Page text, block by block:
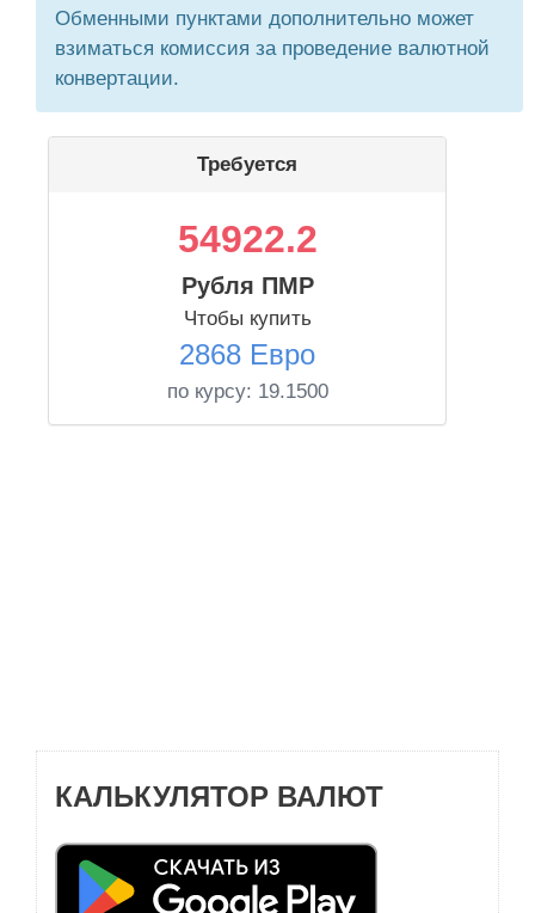
Обменными пунктами дополнительно может
взиматься комиссия за проведение валютной
конвертации.
Требуется
54922.2
Рубля ПМР
Чтобы купить
2868 Евро
по курсу: 19.1500
КАЛЬКУЛЯТОР ВАЛЮТ